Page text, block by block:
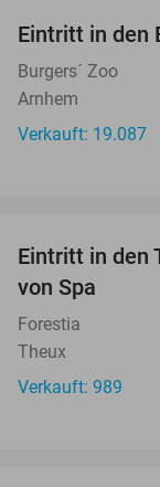
Eintritt in den
Burgers´ Zoo
Arnhem
Verkauft: 19.087
Eintritt in den
von Spa
Forestia
Theux
Verkauft: 989